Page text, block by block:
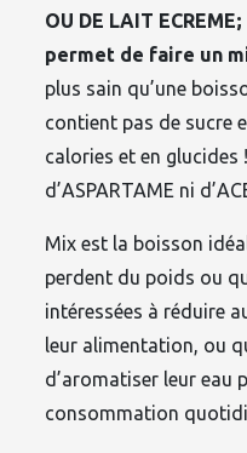
OU DE LAIT
permet de faire un
plus sain qu’une
contient pas de sucre
calories et en glucides
d’ASPARTAME ni
Mix est la boisson
perdent du poids ou
intéressées à réduire
leur alimentation, ou
d’aromatiser leur eau
consommation